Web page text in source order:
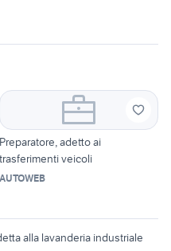
Preparatore, adetto ai
trasferimenti veicoli
AUTOWEB
alla lavanderia industriale